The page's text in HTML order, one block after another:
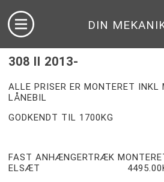
DIN
308 II 2013-
ALLE PRISER ER MONTERET INKL
LÅNEBIL
GODKENDT TIL 1700KG
FAST ANHÆNGERTRÆK
ELSÆT